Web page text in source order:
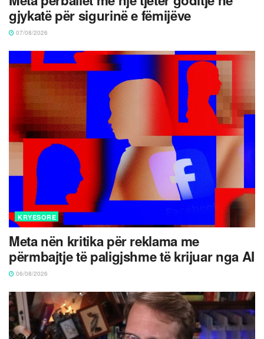
gjykatë për sigurinë e fëmijëve
07/08/2026
KRYESORE
Meta nën kritika për reklama me
përmbajtje të paligjshme të krijuar nga AI
06/08/2026